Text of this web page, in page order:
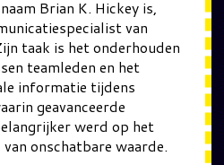
Brian K. Hickey is,
van
taak is het onderhouden
teamleden en het
informatie tijdens
geavanceerde
werd op het
onschatbare waarde.